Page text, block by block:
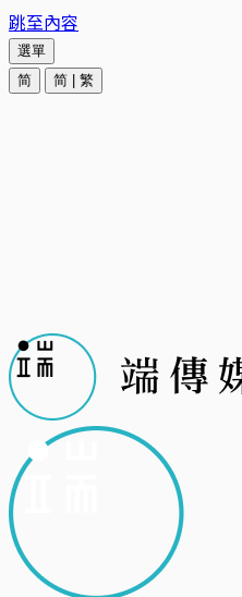
跳至內容
選單
简
简 繁